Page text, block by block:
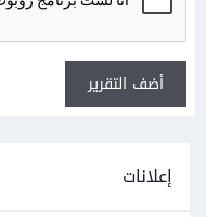
أضف التقرير
إعلانات